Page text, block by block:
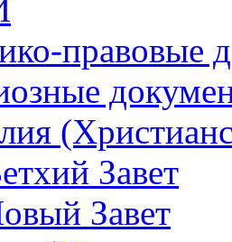
правовые
Завет
Завет